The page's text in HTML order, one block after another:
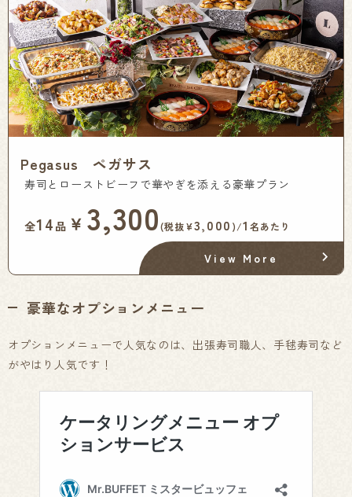
Pegasus ペガサス
寿司とローストビーフで華やぎを添える豪華プラン
全14 品 ￥ 3,300(税抜¥3,000 )/1 名あたり
View More
豪華なオプションメニュー
オプションメニューで人気なのは、出張寿司職人、手毬寿司など
がやはり人気です！